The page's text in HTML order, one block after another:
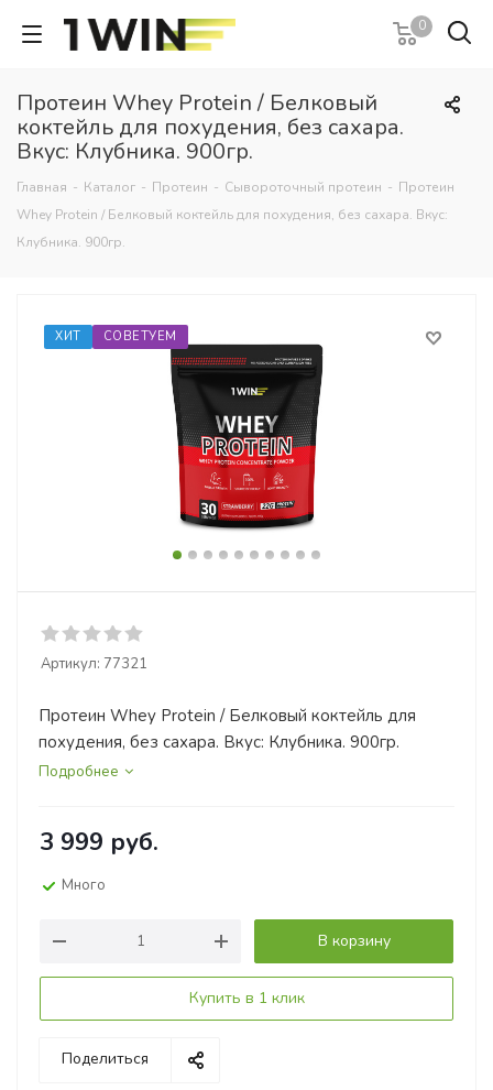
0
Протеин Whey Protein / Белковый
коктейль для похудения, без сахара.
Вкус: Клубника. 900гр.
Главная - Каталог - Протеин - Сывороточный протеин - Протеин
Whey Protein / Белковый коктейль для похудения, без сахара. Вкус:
Клубника. 900гр.
ХИТ СОВЕТУЕМ
Артикул: 77321
Протеин Whey Protein / Белковый коктейль для
похудения, без сахара. Вкус: Клубника. 900гр.
Подробнее
3 999 руб.
Много
В корзину
Купить в 1 клик
Поделиться